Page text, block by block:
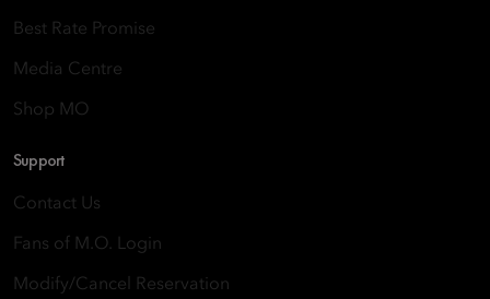
Best Rate Promise
Media Centre
Shop MO
Support
Contact Us
Fans of M.O. Login
Modify/Cancel Reservation